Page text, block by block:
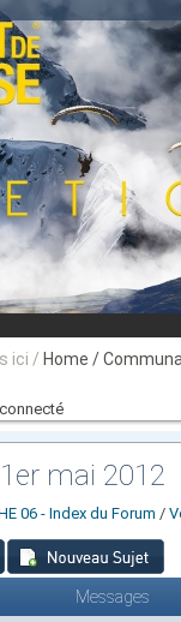
: °C T° Max :°C
l'actualité des stations
ici / Home /
mai 2012
06 - Index du Forum /
Messages